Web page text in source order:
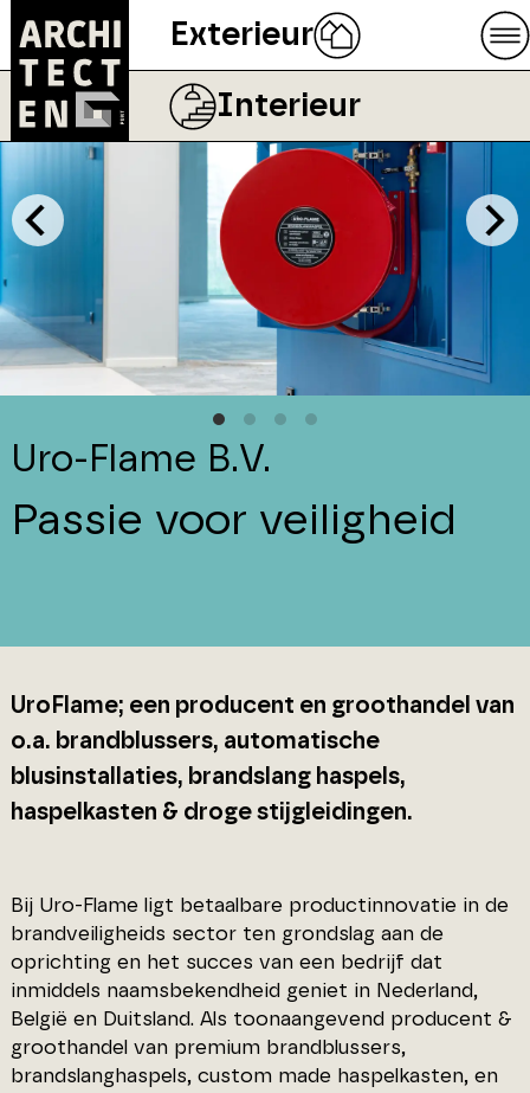
Exterieur
Interieur
Uro-Flame B.V.
Passie voor veiligheid
UroFlame; een producent en groothandel van
o.a. brandblussers, automatische
blusinstallaties, brandslang haspels,
haspelkasten & droge stijgleidingen.
Bij Uro-Flame ligt betaalbare productinnovatie in de
brandveiligheids sector ten grondslag aan de
oprichting en het succes van een bedrijf dat
inmiddels naamsbekendheid geniet in Nederland,
België en Duitsland. Als toonaangevend producent &
groothandel van premium brandblussers,
brandslanghaspels, custom made haspelkasten, en